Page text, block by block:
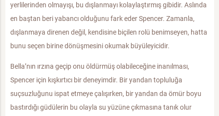
yerlilerinden olmayışı, bu dışlanmayı kolaylaştırmış gibidir. Aslında
en baştan beri yabancı olduğunu fark eder Spencer. Zamanla,
dışlanmaya direnen değil, kendisine biçilen rolü benimseyen, hatta
bunu seçen birine dönüşmesini okumak büyüleyicidir.
Bella’nın ırzına geçip onu öldürmüş olabileceğine inanılması,
Spencer için kışkırtıcı bir deneyimdir. Bir yandan topluluğa
suçsuzluğunu ispat etmeye çalışırken, bir yandan da ömür boyu
bastırdığı güdülerin bu olayla su yüzüne çıkmasına tanık olur